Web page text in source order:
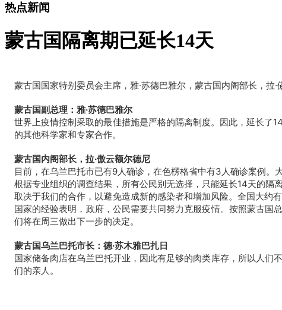
热点新闻
蒙古国隔离期已延长14天
蒙古国国家特别委员会主席，雅·苏德巴雅尔，蒙古国内阁部长，拉
蒙古国副总理：雅·苏德巴雅尔
世界上疫情控制采取的最佳措施是严格的隔离制度。因此，延长了
的其他科学家和专家合作。
蒙古国内阁部长，拉·傲云额尔德尼
目前，在乌兰巴托市已有9人确诊，在色楞格省中有3人确诊案例
根据专业组织的调查结果，所有公民别无选择，只能延长14天的
取决于我们的合作，以避免造成新的感染者和增加风险。全国大约
国家的经验表明，政府，公民需要共同努力克服疫情。按照蒙古国
们将在周三做出下一步的决定。
蒙古国乌兰巴托市长：德·苏木雅巴扎日
国家储备肉店在乌兰巴托开业，因此有足够的肉类库存，所以人
们的亲人。